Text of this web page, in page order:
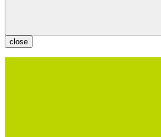
close